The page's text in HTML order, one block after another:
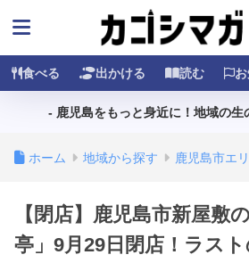
食べる 出かける 読む
- 鹿児島をもっと身近に！地域の生
ホーム 地域から探す 鹿児島市エ
【閉店】鹿児島市新屋敷
亭」9月29日閉店！ラス